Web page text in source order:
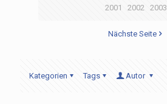
2001 2002 2003
Nächste Seite
Kategorien Tags Autor